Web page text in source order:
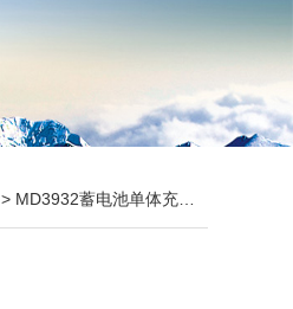
> MD3932蓄电池单体充放电仪